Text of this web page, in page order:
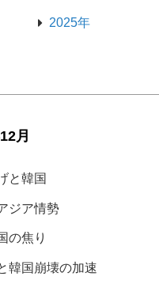
2025年
月
と韓国
ジア情勢
の焦り
韓国崩壊の加速